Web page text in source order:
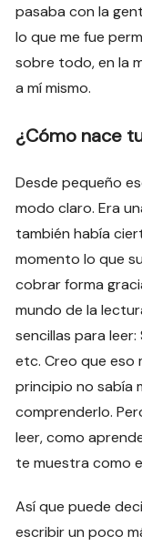
pasaba con la
lo que me fue
sobre todo, en la
a mí mismo.
¿Cómo nace
Desde pequeño
modo claro. Era
también había
momento lo que
cobrar forma
mundo de la
sencillas para
etc. Creo que eso
principio no sabía
comprenderlo.
leer, como
te muestra como
Así que puede
escribir un poco